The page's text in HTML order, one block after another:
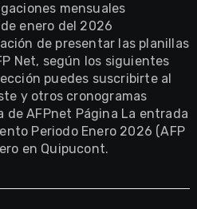
mensuales
enero del 2026
de presentar las planillas
Net, según los siguientes
puedes suscribirte al
y otros cronogramas
de AFPnet Página La entrada
Periodo Enero 2026 (AFP
en Quipucont.